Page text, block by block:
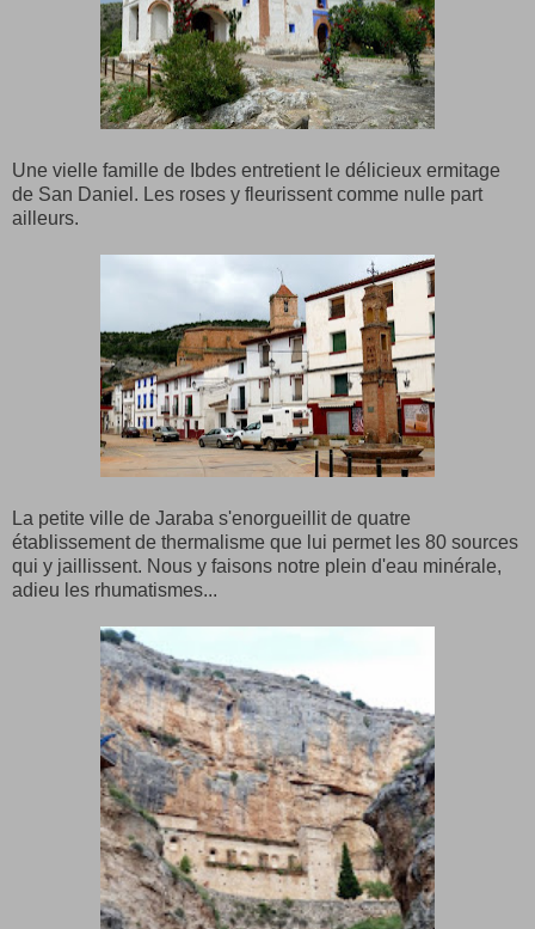
Une vielle famille de Ibdes entretient le délicieux ermitage
de San Daniel. Les roses y fleurissent comme nulle part
ailleurs.
La petite ville de Jaraba s'enorgueillit de quatre
établissement de thermalisme que lui permet les 80 sources
qui y jaillissent. Nous y faisons notre plein d'eau minérale,
adieu les rhumatismes...